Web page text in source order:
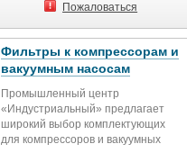
Пожаловаться
Фильтры к компрессорам и
вакуумным насосам
Промышленный центр
«Индустриальный» предлагает
широкий выбор комплектующих
для компрессоров и вакуумных